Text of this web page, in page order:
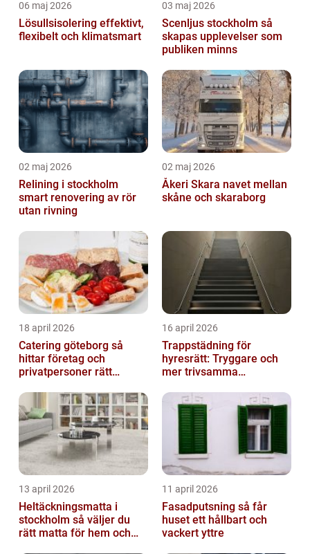
06 maj 2026
Lösullsisolering effektivt,
flexibelt och klimatsmart
03 maj 2026
Scenljus stockholm så
skapas upplevelser som
publiken minns
02 maj 2026
Relining i stockholm
smart renovering av rör
utan rivning
02 maj 2026
Åkeri Skara navet mellan
skåne och skaraborg
18 april 2026
Catering göteborg så
hittar företag och
privatpersoner rätt
16 april 2026
Trappstädning för
hyresrätt: Tryggare och
mer trivsamma
13 april 2026
Heltäckningsmatta i
stockholm så väljer du
rätt matta för hem och
11 april 2026
Fasadputsning så får
huset ett hållbart och
vackert yttre